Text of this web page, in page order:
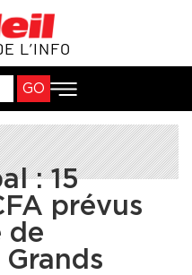
L’INFO
GO
: 15
prévus
de